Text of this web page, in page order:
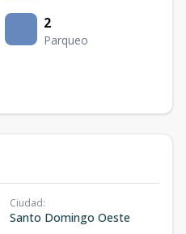
2
Parqueo
Ciudad:
Santo Domingo Oeste